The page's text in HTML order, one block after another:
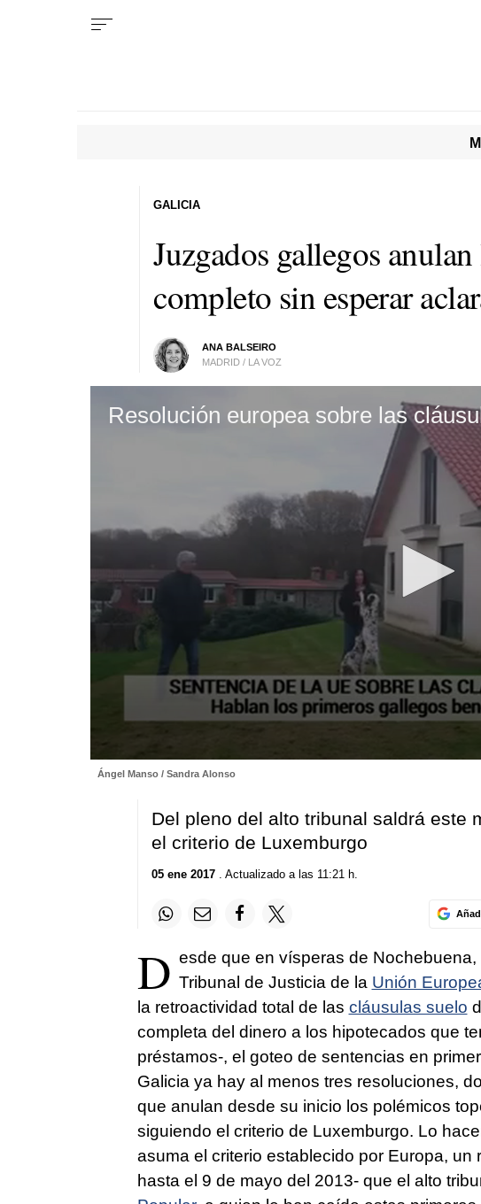
Juzgados gallegos
completo sin esperar
ANA BALSEIRO
MADRID / LA VOZ
GALICIA
Resolución europea sobre las
seconds
Volume
Ángel Manso / Sandra Alonso
Del pleno del alto tribunal saldrá este
el criterio de Luxemburgo
05 ene 2017. Actualizado a las 11:21 h.
D esde que en vísperas de Nochebuena,
Tribunal de Justicia de la Unión
la retroactividad total de las cláusulas suelo
completa del dinero a los hipotecados que
préstamos-, el goteo de sentencias en
Galicia ya hay al menos tres resoluciones,
que anulan desde su inicio los polémicos
siguiendo el criterio de Luxemburgo. Lo
asuma el criterio establecido por Europa, un
hasta el 9 de mayo del 2013- que el alto